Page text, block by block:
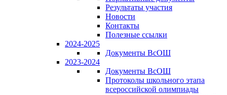
Результаты участия
Новости
Контакты
Полезные ссылки
2024-2025
Документы ВсОШ
2023-2024
Документы ВсОШ
Протоколы школьного этапа
всероссийской олимпиады